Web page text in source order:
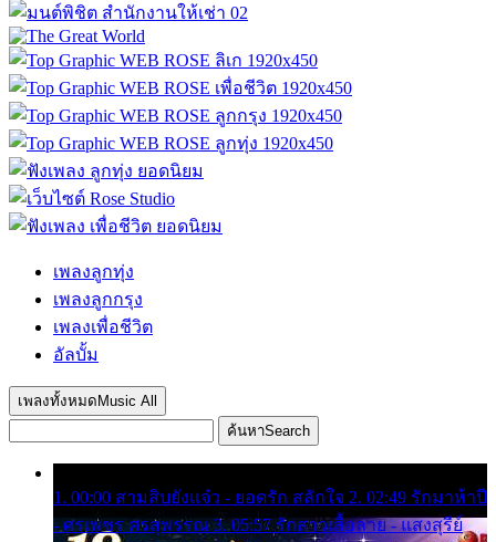
เพลงลูกทุ่ง
เพลงลูกกรุง
เพลงเพื่อชีวิต
อัลบั้ม
เพลงทั้งหมด Music All
ค้นหาSearch
1. 00:00 สามสิบยังแจ๋ว - ยอดรัก สลักใจ 2. 02:49 รักมาห้าปี
- ศรเพชร ศรสุพรรณ 3. 05:57 รักสาวเสื้อลาย - แสงสุรีย์